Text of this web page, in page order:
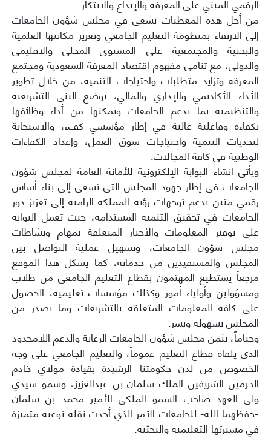
من أجل هذه المعطيات نسعى في مجلس شؤون الجامعات
إلى الارتقاء بمنظومة التعليم الجامعي وتعزيز مكانتها العلمية
والبحثية والمجتمعية على المستوى المحلي والإقليمي
والدولي، مع تنامي مفهوم اقتصاد المعرفة السعودية ومجتمع
المعرفة وتزايد متطلبات واحتياجات التنمية، من خلال تطوير
الأداء الأكاديمي والإداري والمالي، بوضع البنى التشريعية
والتنظيمية بما يدعم الجامعات ويمكنها من أداء وظائفها
بكفاءة وفاعلية عالية في إطار مؤسسي كفء، والاستجابة
لتحديات التنمية واحتياجات سوق العمل، وإعداد الكفاءات
الوطنية في كافة المجالات.
ويأتي أنشاء البوابة الإلكترونية للأمانة العامة لمجلس شؤون
الجامعات في إطار جهود المجلس التي تسعى إلى بناء أساس
رقمي متين يدعم توجهات رؤية المملكة الرامية إلى تعزيز دور
الجامعات في تحقيق التنمية المستدامة، حيث تعمل البوابة
على توفير المعلومات والأخبار المتعلقة بمهام ونشاطات
مجلس شؤون الجامعات، وتسهيل عملية التواصل بين
المجلس والمستفيدين من خدماته، كما يشكل هذا الموقع
مرجعاً يستطيع المهتمون بقطاع التعليم الجامعي من طلاب
ومسؤولين وأولياء أمور وكذلك مؤسسات تعليمية، الحصول
على كافة المعلومات المتعلقة بالتشريعات وما يصدر من
المجلس بسهولة ويسر.
وختاماً، يثمن مجلس شؤون الجامعات الرعاية والدعم اللامحدود
الذي يلقاه قطاع التعليم عموماً، والتعليم الجامعي على وجه
الخصوص من لدن حكومتنا الرشيدة بقيادة مولاي خادم
الحرمين الشريفين الملك سلمان بن عبدالعزيز، وسمو سيدي
ولي العهد صاحب السمو الملكي الأمير محمد بن سلمان
-حفظهما الله- للجامعات الأمر الذي أحدث نقلة نوعية متميزة
في مسيرتها التعليمية والبحثية.